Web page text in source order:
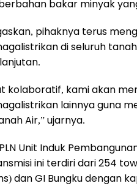
bakar minyak
pihaknya terus
di seluruh
kolaboratif, kami akan
lainnya guna
Air,” ujarnya.
Unit Induk
ini terdiri dari 254
dan GI Bungku dengan